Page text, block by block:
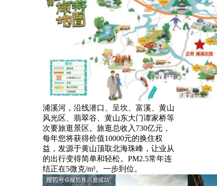
浦溪河，沿线潜口、呈坎、富溪、黄山
风光区、翡翠谷、黄山东大门谭家桥等
次要旅逛景区。旅逛总收入730亿元，
每年您将获得价值10000元的换住权
益，发源于黄山顶取北海珠峰，让业从
的出行变得简单和轻松。PM2.5常年连
结正在5微克/m³。一步到位。